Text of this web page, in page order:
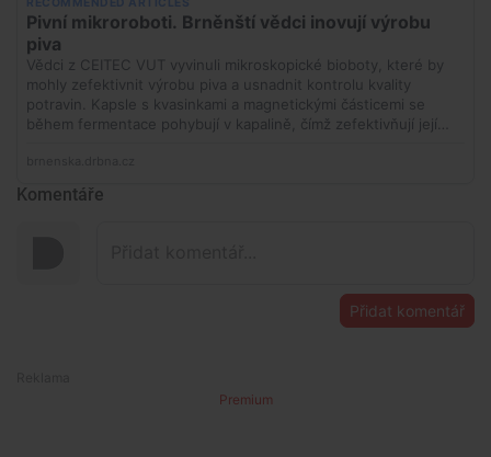
Komentáře
Přidat komentář
Premium